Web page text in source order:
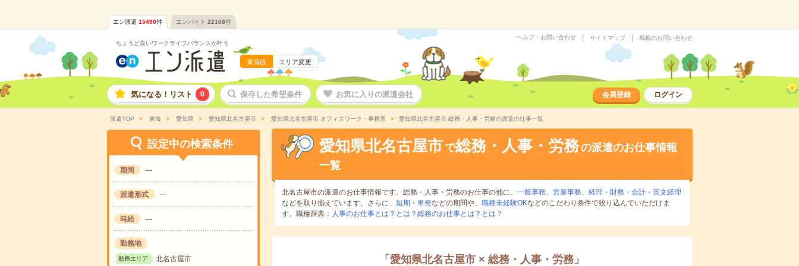
エン派遣 15490件 エンバイト 22168件
ちょうど良いワークライフバランスが叶う
東海版 エリア変更
ヘルプ・お問い合わせ サイトマップ 掲載のお問い合わせ
気になる！リスト 0 保存した希望条件 お気に入りの派遣会社 会員登録 ログイン
派遣TOP 東海 愛知県 愛知県北名古屋市 愛知県北名古屋市 オフィスワーク・事務系 愛知県北名古屋市 総務・人事・労務の派遣の仕事一覧
設定中の検索条件
期間 ---
派遣形式 ---
時給 ---
勤務地
勤務エリア 北名古屋市
愛知県北名古屋市 で総務・人事・労務の派遣のお仕事情報
一覧
北名古屋市の派遣のお仕事情報です。総務・人事・労務のお仕事の他に、 一般事務、 営業事務、 経理・財務・会計・英文経理
などを取り揃えています。さらに、 短期 ・ 単発などの期間や、 職種未経験OKなどのこだわり条件で絞り込んでいただけま
す。職種辞典： 人事のお仕事とは？とは？ 総務のお仕事とは？とは？
「 愛知県北名古屋市 × 総務・人事・労務 」